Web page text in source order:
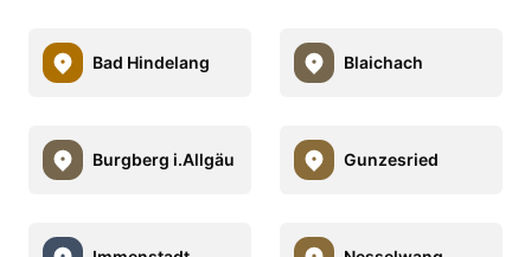
Bad Hindelang Blaichach
Burgberg i.Allgäu Gunzesried